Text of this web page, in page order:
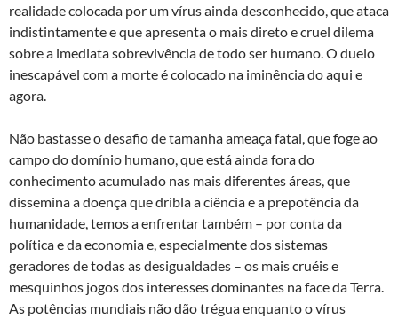
realidade colocada por um vírus ainda desconhecido, que ataca
indistintamente e que apresenta o mais direto e cruel dilema
sobre a imediata sobrevivência de todo ser humano. O duelo
inescapável com a morte é colocado na iminência do aqui e
agora.
Não bastasse o desafio de tamanha ameaça fatal, que foge ao
campo do domínio humano, que está ainda fora do
conhecimento acumulado nas mais diferentes áreas, que
dissemina a doença que dribla a ciência e a prepotência da
humanidade, temos a enfrentar também – por conta da
política e da economia e, especialmente dos sistemas
geradores de todas as desigualdades – os mais cruéis e
mesquinhos jogos dos interesses dominantes na face da Terra.
As potências mundiais não dão trégua enquanto o vírus